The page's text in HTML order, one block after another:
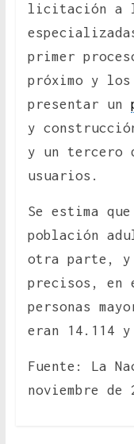
licitación a
primer
próximo y los
presentar un
y
y un tercero
usuarios.
Se estima
población
otra parte, y
precisos, en
personas
eran 14.114
Fuente: La
noviembre de